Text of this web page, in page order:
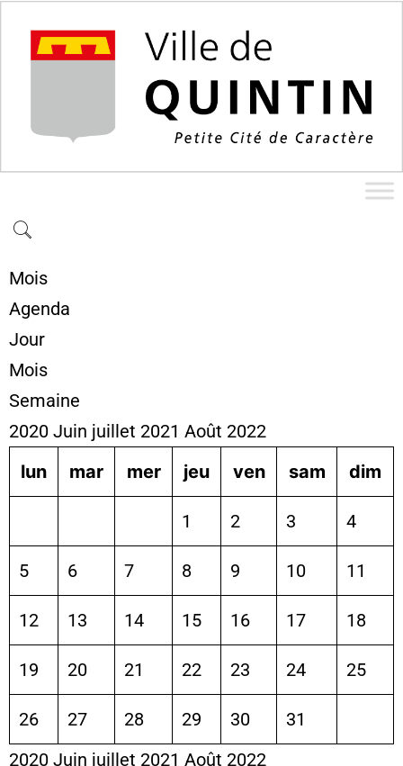
Mois
Agenda
Jour
Mois
Semaine
2020 Juin juillet 2021 Août 2022
lun
mar mer jeu ven sam dim
1 2 3 4
5 6 7 8 9 10 11
12 13 14 15 16 17 18
19 20 21 22 23 24 25
26 27 28 29 30
31
2020 Juin juillet 2021 Août 2022